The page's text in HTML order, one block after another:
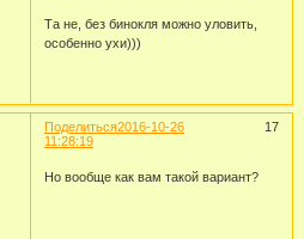
Та не, без бинокля можно уловить,
особенно ухи)))
Поделиться 17
2016-10-26
11:28:19
Но вообще как вам такой вариант?